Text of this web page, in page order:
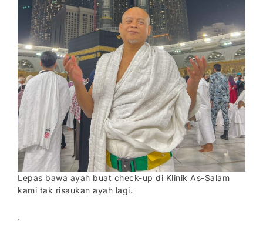
Lepas bawa ayah buat check-up di Klinik As-Salam
kami tak risaukan ayah lagi.
.